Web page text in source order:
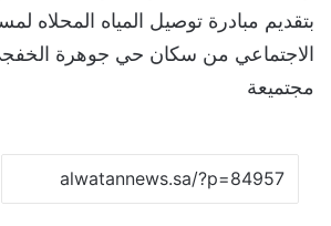
بتقديم مبادرة توصيل المياه المحلاه
الاجتماعي من سكان حي جوهرة
مجتميعة